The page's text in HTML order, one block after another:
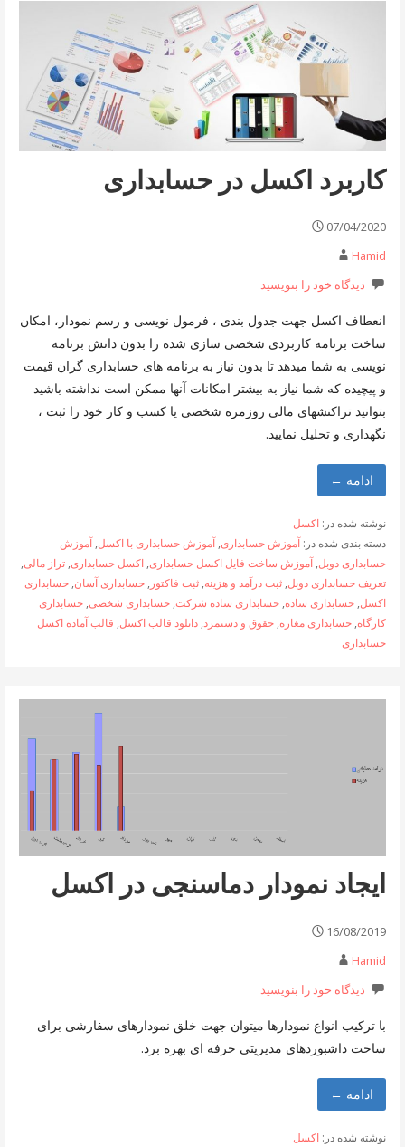
کاربرد اکسل در حسابداری
07/04/2020
Hamid
دیدگاه خود را بنویسید
انعطاف اکسل جهت جدول بندی ، فرمول نویسی و رسم نمودار، امکان
ساخت برنامه کاربردی شخصی سازی شده را بدون دانش برنامه
نویسی به شما میدهد تا بدون نیاز به برنامه های حسابداری گران قیمت
و پیچیده که شما نیاز به بیشتر امکانات آنها ممکن است نداشته باشید
بتوانید تراکنشهای مالی روزمره شخصی یا کسب و کار خود را ثبت ،
نگهداری و تحلیل نمایید.
ادامه ←
نوشته شده در: اکسل
دسته بندی شده در:آموزش حسابداری,آموزش حسابداری با اکسل,آموزش
حسابداری دوبل,آموزش ساخت فایل اکسل حسابداری, اکسل حسابداری, تراز مالی,
تعریف حسابداری دوبل, ثبت درآمد و هزینه, ثبت فاکتور , حسابداری آسان, حسابداری
اکسل, حسابداری ساده, حسابداری ساده شرکت, حسابداری شخصی, حسابداری
کارگاه, حسابداری مغازه, حقوق و دستمزد, دانلود قالب اکسل, قالب آماده اکسل
حسابداری
ایجاد نمودار دماسنجی در اکسل
16/08/2019
Hamid
دیدگاه خود را بنویسید
با ترکیب انواع نمودارها میتوان جهت خلق نمودارهای سفارشی برای
ساخت داشبوردهای مدیریتی حرفه ای بهره برد.
ادامه ←
نوشته شده در: اکسل